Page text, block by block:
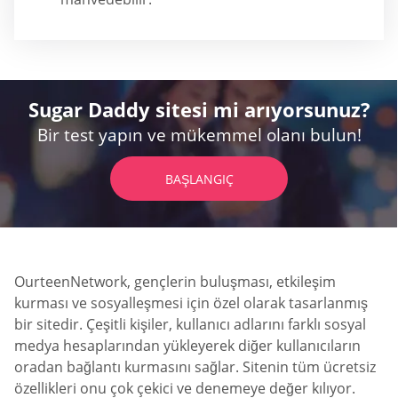
Sugar Daddy sitesi mi arıyorsunuz?
Bir test yapın ve mükemmel olanı bulun!
BAŞLANGIÇ
OurteenNetwork, gençlerin buluşması, etkileşim
kurması ve sosyalleşmesi için özel olarak tasarlanmış
bir sitedir. Çeşitli kişiler, kullanıcı adlarını farklı sosyal
medya hesaplarından yükleyerek diğer kullanıcıların
oradan bağlantı kurmasını sağlar. Sitenin tüm ücretsiz
özellikleri onu çok çekici ve denemeye değer kılıyor.